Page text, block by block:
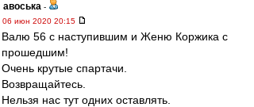
авоська -
06 июн 2020 20:15
Валю 56 с наступившим и Женю Коржика с
прошедшим!
Очень крутые спартачи.
Возвращайтесь.
Нельзя нас тут одних оставлять.